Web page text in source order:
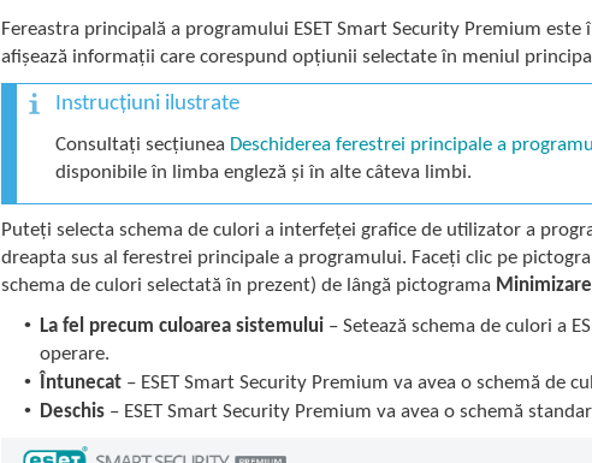
Fereastra principală a programului ESET Smart Security Premium
afișează informații care corespund opțiunii selectate în meniul
Instrucțiuni ilustrate
Consultați secțiunea Deschiderea ferestrei principale a
disponibile în limba engleză și în alte câteva limbi.
Puteți selecta schema de culori a interfeței grafice de utilizator a
dreapta sus al ferestrei principale a programului. Faceți clic pe
schema de culori selectată în prezent) de lângă pictograma Minimizare
• La fel precum culoarea sistemului – Setează schema de culori a
operare.
• Întunecat – ESET Smart Security Premium va avea o schemă de
• Deschis – ESET Smart Security Premium va avea o schemă